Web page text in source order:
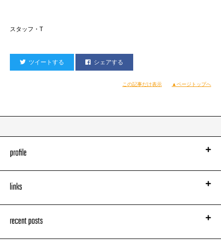
スタッフ・T
ツイートする シェアする
この記事だけ表示 ▲ページトップへ
profile
links
recent posts